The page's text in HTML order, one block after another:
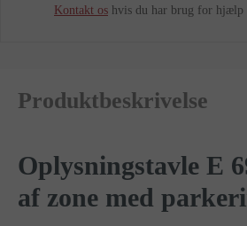
Kontakt os hvis du har brug for hjælp
Produktbeskrivelse
Oplysningstavle E
af zone med